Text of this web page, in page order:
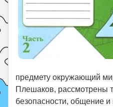
предмету окружающий
Плешаков, рассмотрены
безопасности, общение